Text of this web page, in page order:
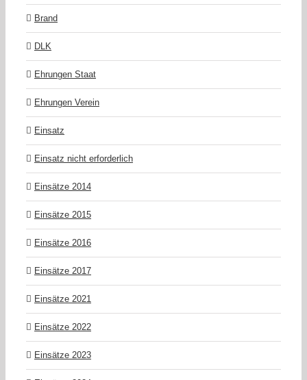
Brand
DLK
Ehrungen Staat
Ehrungen Verein
Einsatz
Einsatz nicht erforderlich
Einsätze 2014
Einsätze 2015
Einsätze 2016
Einsätze 2017
Einsätze 2021
Einsätze 2022
Einsätze 2023